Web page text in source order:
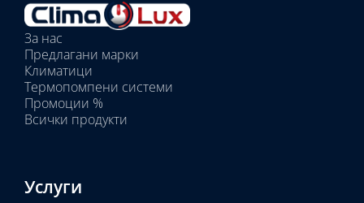
Избрани
вътрешни
тела:
Избрано
тяло:
За нас
Предлагани марки
Климатици
Термопомпени системи
Промоции %
Всички продукти
Услуги